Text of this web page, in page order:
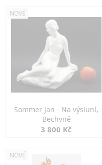
NOVÉ
Sommer Jan - Na výsluní,
Bechyně
3 800 Kč
NOVÉ